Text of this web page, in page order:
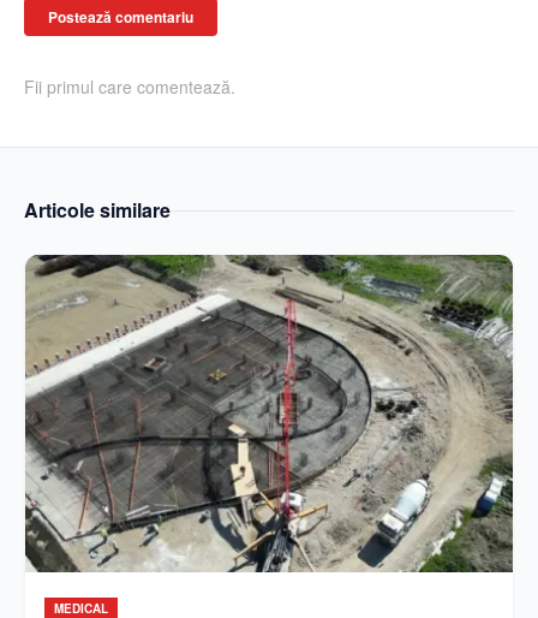
Postează comentariu
Fii primul care comentează.
Articole similare
MEDICAL